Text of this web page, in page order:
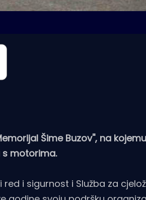
Šime Buzov'', na
s motorima.
i sigurnost i Služba za